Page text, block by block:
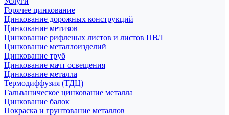
Горячее цинкование
Цинкование дорожных конструкций
Цинкование метизов
Цинкование рифленых листов и листов ПВЛ
Цинкование металлоизделий
Цинкование труб
Цинкование мачт освещения
Цинкование металла
Термодиффузия (ТДЦ)
Гальваническое цинкование металла
Цинкование балок
Покраска и грунтование металлов